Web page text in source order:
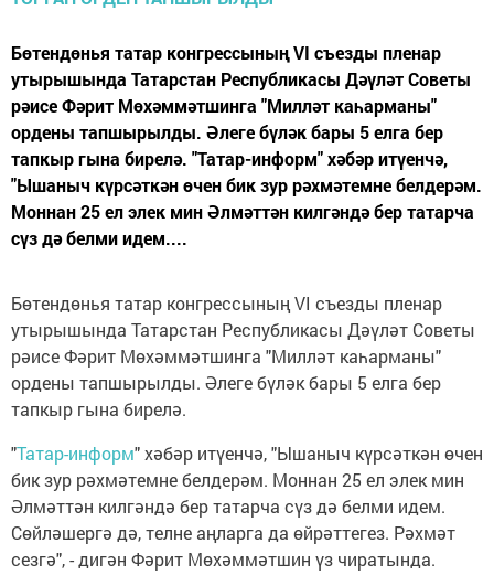
Бөтендөнья татар конгрессының VI съезды пленар
утырышында Татарстан Республикасы Дәүләт Советы
рәисе Фәрит Мөхәммәтшинга "Милләт каһарманы"
ордены тапшырылды. Әлеге бүләк бары 5 елга бер
тапкыр гына бирелә. "Татар-информ" хәбәр итүенчә,
"Ышаныч күрсәткән өчен бик зур рәхмәтемне белдерәм.
Моннан 25 ел элек мин Әлмәттән килгәндә бер татарча
сүз дә белми идем....
Бөтендөнья татар конгрессының VI съезды пленар
утырышында Татарстан Республикасы Дәүләт Советы
рәисе Фәрит Мөхәммәтшинга "Милләт каһарманы"
ордены тапшырылды. Әлеге бүләк бары 5 елга бер
тапкыр гына бирелә.
"Татар-информ" хәбәр итүенчә, "Ышаныч күрсәткән өчен
бик зур рәхмәтемне белдерәм. Моннан 25 ел элек мин
Әлмәттән килгәндә бер татарча сүз дә белми идем.
Сөйләшергә дә, телне аңларга да өйрәттегез. Рәхмәт
сезгә", - дигән Фәрит Мөхәммәтшин үз чиратында.